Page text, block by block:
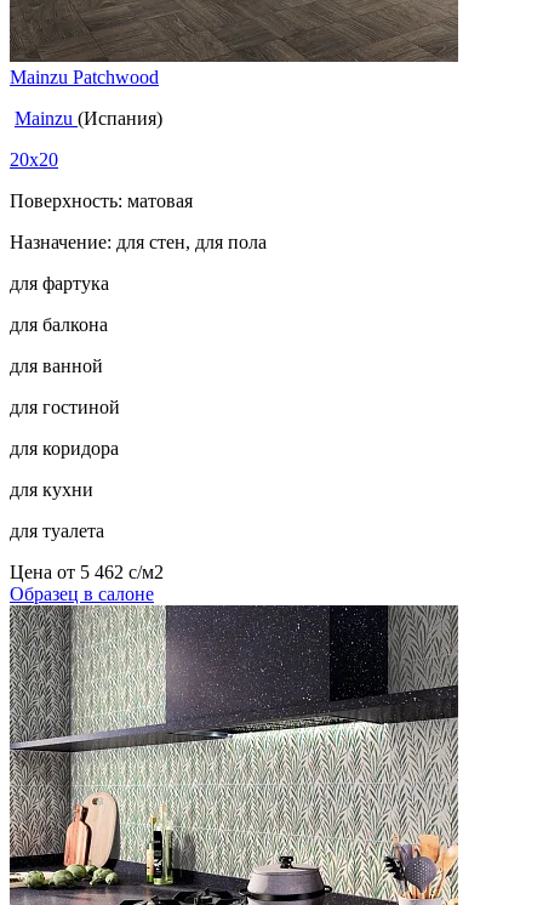
Mainzu Patchwood
Mainzu (Испания)
20x20
Поверхность: матовая
Назначение: для стен, для пола
для фартука
для балкона
для ванной
для гостиной
для коридора
для кухни
для туалета
Цена от 5 462 c/м2
Образец в салоне